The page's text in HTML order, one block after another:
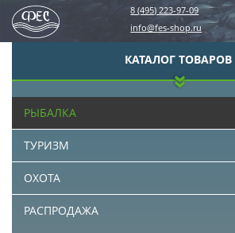
8 (495) 223-97-09
info@fes-shop.ru
КАТАЛОГ ТОВАРОВ
РЫБАЛКА
ТУРИЗМ
ОХОТА
РАСПРОДАЖА